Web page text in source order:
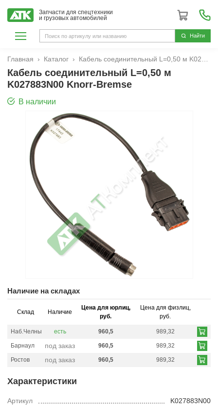
Запчасти для спецтехники
и грузовых автомобилей
Hайти
Главная Каталог Кабель соединительный L=0,50 м K027883N00 Knorr-Bremse
Кабель соединительный L=0,50 м
K027883N00 Knorr-Bremse
В наличии
Характеристики
Артикул
K027883N00
Наличие на складах
Склад Наличие
Цена для юрлиц,
руб.
Цена для физлиц,
руб.
Наб.Челны есть 960,5 989,32
Барнаул под заказ 960,5 989,32
Ростов под заказ 960,5 989,32